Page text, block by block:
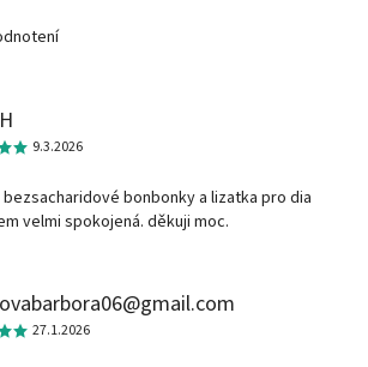
9.3.2026
bonbonky a lizatka pro dia
velmi spokojená. děkuji moc.
27.1.2026